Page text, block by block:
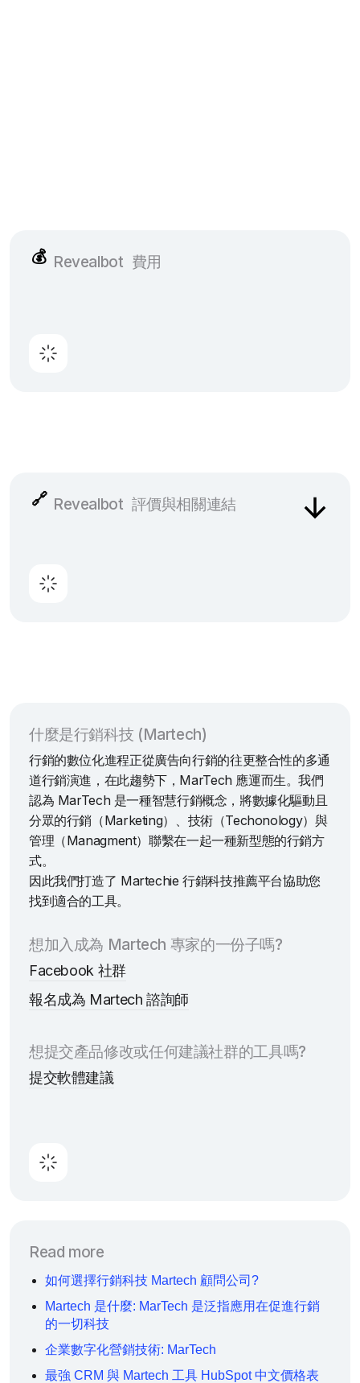
💰 Revealbot 費用
🔗 Revealbot 評價與相關連結
什麼是行銷科技 (Martech)
行銷的數位化進程正從廣告向行銷的往更整合性的多通
道行銷演進，在此趨勢下，MarTech 應運而生。我們
認為 MarTech 是一種智慧行銷概念，將數據化驅動且
分眾的行銷（Marketing）、技術（Techonology）與
管理（Managment）聯繫在一起一種新型態的行銷方
式。
因此我們打造了 Martechie 行銷科技推薦平台協助您
找到適合的工具。
想加入成為 Martech 專家的一份子嗎?
Facebook 社群
報名成為 Martech 諮詢師
想提交產品修改或任何建議社群的工具嗎?
提交軟體建議
Read more
如何選擇行銷科技 Martech 顧問公司?
Martech 是什麼: MarTech 是泛指應用在促進行銷
的一切科技
企業數字化營銷技術: MarTech
最強 CRM 與 Martech 工具 HubSpot 中文價格表